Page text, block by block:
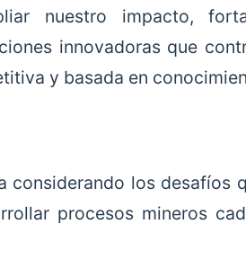
nuestro impacto,
innovadoras que
y basada en
considerando los desafíos
procesos mineros